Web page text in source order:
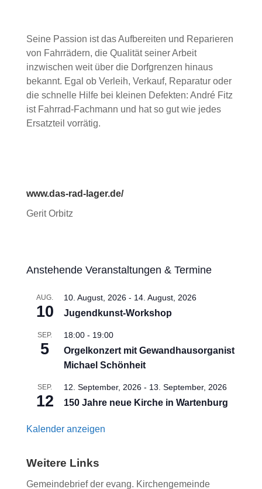
Seine Passion ist das Aufbereiten und Reparieren
von Fahrrädern, die Qualität seiner Arbeit
inzwischen weit über die Dorfgrenzen hinaus
bekannt. Egal ob Verleih, Verkauf, Reparatur oder
die schnelle Hilfe bei kleinen Defekten: André Fitz
ist Fahrrad-Fachmann und hat so gut wie jedes
Ersatzteil vorrätig.
www.das-rad-lager.de/
Gerit Orbitz
Anstehende Veranstaltungen & Termine
AUG.
10
10. August, 2026- 14. August, 2026
Jugendkunst-Workshop
SEP.
5
18:00- 19:00
Orgelkonzert mit Gewandhausorganist
Michael Schönheit
SEP.
12
12. September, 2026- 13. September, 2026
150 Jahre neue Kirche in Wartenburg
Kalender anzeigen
Weitere Links
Gemeindebrief der evang. Kirchengemeinde